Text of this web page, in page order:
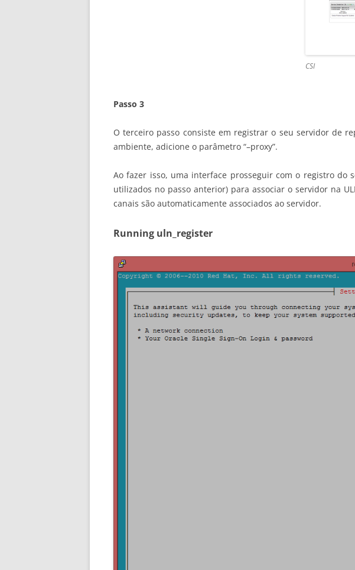
CSI
Passo 3
O terceiro passo consiste em registrar o seu servidor de
ambiente, adicione o parâmetro “–proxy”.
Ao fazer isso, uma interface prosseguir com o registro do
utilizados no passo anterior) para associar o servidor na
canais são automaticamente associados ao servidor.
Running uln_register